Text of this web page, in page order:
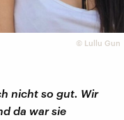
© Lullu Gun
nicht so gut. Wir
da war sie